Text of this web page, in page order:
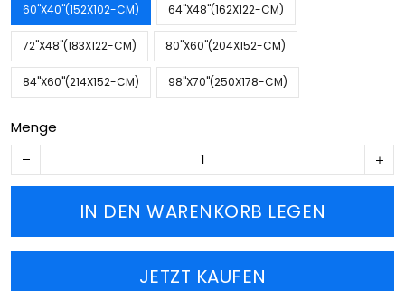
60''X40''(152X102-CM) 64''X48''(162X122-CM)
72''X48''(183X122-CM) 80''X60''(204X152-CM)
84''X60''(214X152-CM) 98''X70''(250X178-CM)
Menge
IN DEN WARENKORB LEGEN
JETZT KAUFEN